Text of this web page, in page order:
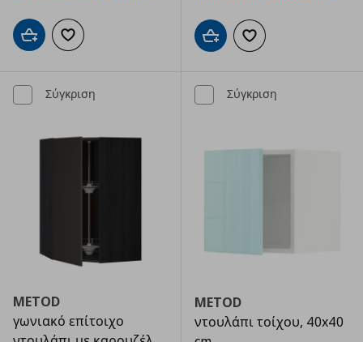
Προσθήκη στο καλάθι
Προσθήκη στα αγαπημένα Προσθήκη στο καλάθι
Προσθήκη στα
Σύγκριση
METOD
γωνιακό επίτοιχο
Σύγκριση
METOD
ντουλάπι τοίχου, 40x40